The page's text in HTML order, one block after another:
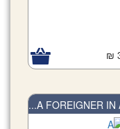
A FOREIGNER IN